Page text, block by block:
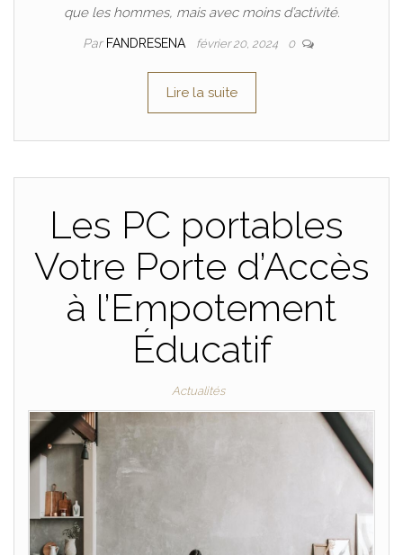
que les hommes, mais avec moins d’activité.
Par FANDRESENA février 20, 2024 0
Lire la suite
Les PC portables
Votre Porte d’Accès
à l’Empotement
Éducatif
Actualités